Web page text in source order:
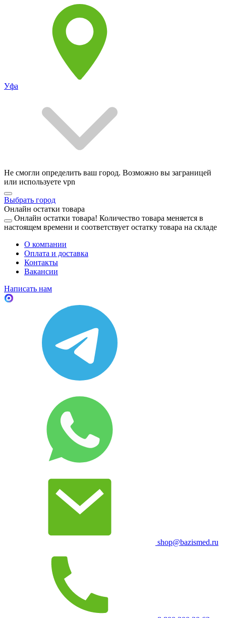
Уфа
Не смогли определить ваш город. Возможно вы заграницей
или используете vpn
Выбрать город
Онлайн остатки товара
Онлайн остатки товара! Количество товара меняется в
настоящем времени и соответствует остатку товара на складе
О компании
Оплата и доставка
Контакты
Вакансии
Написать нам
shop@bazismed.ru